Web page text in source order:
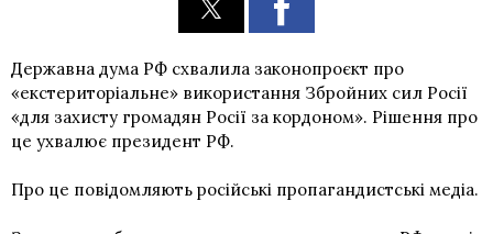
Державна дума РФ схвалила законопроєкт про
«екстериторіальне» використання Збройних сил Росії
«для захисту громадян Росії за кордоном». Рішення про
це ухвалює президент РФ.
Про це повідомляють російські пропагандистські медіа.